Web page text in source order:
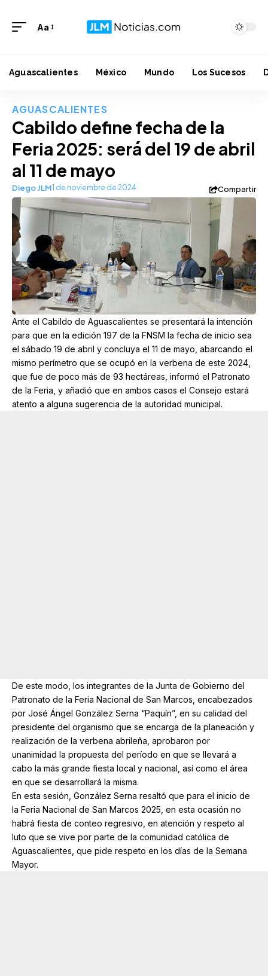
Aa
Aguascalientes México Mundo Los Sucesos
AGUASCALIENTES
Cabildo define fecha de la
Feria 2025: será del 19 de abril
al 11 de mayo
Diego JLM1 de noviembre de 2024 Compartir
Ante el Cabildo de Aguascalientes se presentará la intención
para que en la edición 197 de la FNSM la fecha de inicio sea
el sábado 19 de abril y concluya el 11 de mayo, abarcando el
mismo perímetro que se ocupó en la verbena de este 2024,
que fue de poco más de 93 hectáreas, informó el Patronato
de la Feria, y añadió que en ambos casos el Consejo estará
atento a alguna sugerencia de la autoridad municipal.
De este modo, los integrantes de la Junta de Gobierno del
Patronato de la Feria Nacional de San Marcos, encabezados
por José Ángel González Serna “Paquín”, en su calidad del
presidente del organismo que se encarga de la planeación y
realización de la verbena abrileña, aprobaron por
unanimidad la propuesta del período en que se llevará a
cabo la más grande fiesta local y nacional, así como el área
en que se desarrollará la misma.
En esta sesión, González Serna resaltó que para el inicio de
la Feria Nacional de San Marcos 2025, en esta ocasión no
habrá fiesta de conteo regresivo, en atención y respeto al
luto que se vive por parte de la comunidad católica de
Aguascalientes, que pide respeto en los días de la Semana
Mayor.